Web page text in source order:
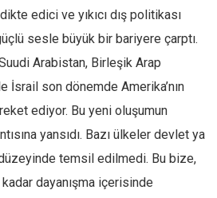
edici ve yıkıcı dış politikası
sesle büyük bir bariyere çarptı.
Arabistan, Birleşik Arap
İsrail son dönemde Amerika’nın
ediyor. Bu yeni oluşumun
yansıdı. Bazı ülkeler devlet ya
temsil edilmedi. Bu bize,
dayanışma içerisinde